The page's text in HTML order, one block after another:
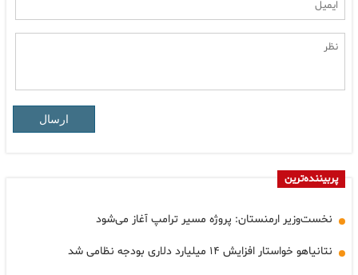
ارسال
پربیننده‌ترین
نخست‌وزیر ارمنستان: پروژه مسیر ترامپ آغاز می‌شود
نتانیاهو خواستار افزایش ۱۴ میلیارد دلاری بودجه نظامی شد